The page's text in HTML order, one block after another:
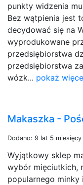
punkty widzenia
Bez wątpienia jest
decydować się na
wyprodukowane
przedsiębiorstwa
przedsiębiorstwa
wózk... pokaż
Makaszka -
Dodano: 9 lat 5 miesięcy
Wyjątkowy sklep
wybór mięciutkich,
popularnego minky